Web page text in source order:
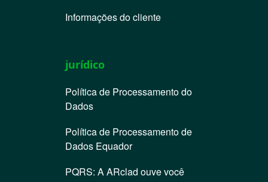
Informações do cliente
jurídico
Política de Processamento do
Dados
Política de Processamento de
Dados Equador
PQRS: A ARclad ouve você